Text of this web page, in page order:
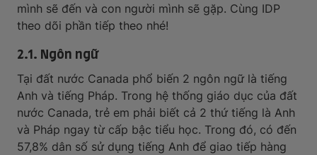
mình sẽ đến và con người mình sẽ gặp. Cùng IDP
theo dõi phần tiếp theo nhé!
2.1. Ngôn ngữ
Tại đất nước Canada phổ biến 2 ngôn ngữ là tiếng
Anh và tiếng Pháp. Trong hệ thống giáo dục của đất
nước Canada, trẻ em phải biết cả 2 thứ tiếng là Anh
và Pháp ngay từ cấp bậc tiểu học. Trong đó, có đến
57,8% dân số sử dụng tiếng Anh để giao tiếp hàng